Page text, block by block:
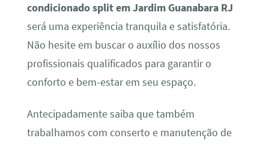
condicionado split em Jardim Guanabara RJ
será uma experiência tranquila e satisfatória.
Não hesite em buscar o auxílio dos nossos
profissionais qualificados para garantir o
conforto e bem-estar em seu espaço.
Antecipadamente saiba que também
trabalhamos com conserto e manutenção de